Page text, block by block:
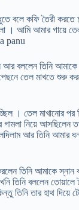
বলে কফি তৈরী
। আমি আমার গায়ে
panu
বললেন তিনি আমাকে
তেল মাখতে শুরু
। তেল মাখানোর
নিয়ে আসছিলেন
আর তিনি আমার
তিনি আমাকে স্নান
তিনি বললেন তোয়ালে
তিনি তার হাথ দিয়ে